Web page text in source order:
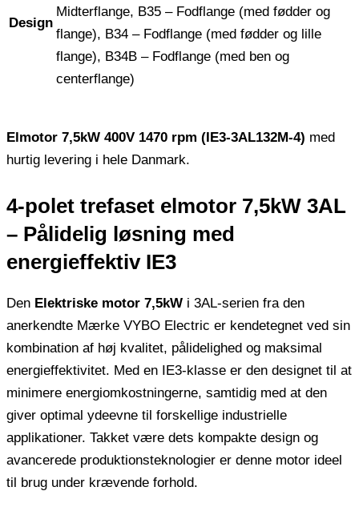
Design
Midterflange, B35 – Fodflange (med fødder og
flange), B34 – Fodflange (med fødder og lille
flange), B34B – Fodflange (med ben og
centerflange)
Elmotor 7,5kW 400V 1470 rpm (IE3-3AL132M-4) med
hurtig levering i hele Danmark.
4-polet trefaset elmotor 7,5kW 3AL
– Pålidelig løsning med
energieffektiv IE3
Den Elektriske motor 7,5kW i 3AL-serien fra den
anerkendte Mærke VYBO Electric er kendetegnet ved sin
kombination af høj kvalitet, pålidelighed og maksimal
energieffektivitet. Med en IE3-klasse er den designet til at
minimere energiomkostningerne, samtidig med at den
giver optimal ydeevne til forskellige industrielle
applikationer. Takket være dets kompakte design og
avancerede produktionsteknologier er denne motor ideel
til brug under krævende forhold.